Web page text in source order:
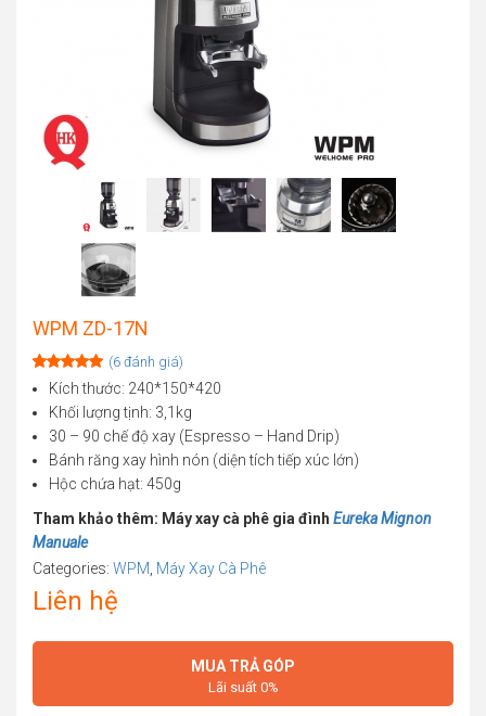
WPM ZD-17N
Rated5.00
based on
6
customer
ratings
(6đánh giá)
Kích thước: 240*150*420
Khối lượng tịnh: 3,1kg
30 – 90 chế độ xay (Espresso – Hand Drip)
Bánh răng xay hình nón (diện tích tiếp xúc lớn)
Hộc chứa hạt: 450g
Tham khảo thêm: Máy xay cà phê gia đình Eureka Mignon
Manuale
Categories: WPM Máy Xay Cà Phê
Liên hệ
MUA TRẢ GÓP
Lãi suất 0%